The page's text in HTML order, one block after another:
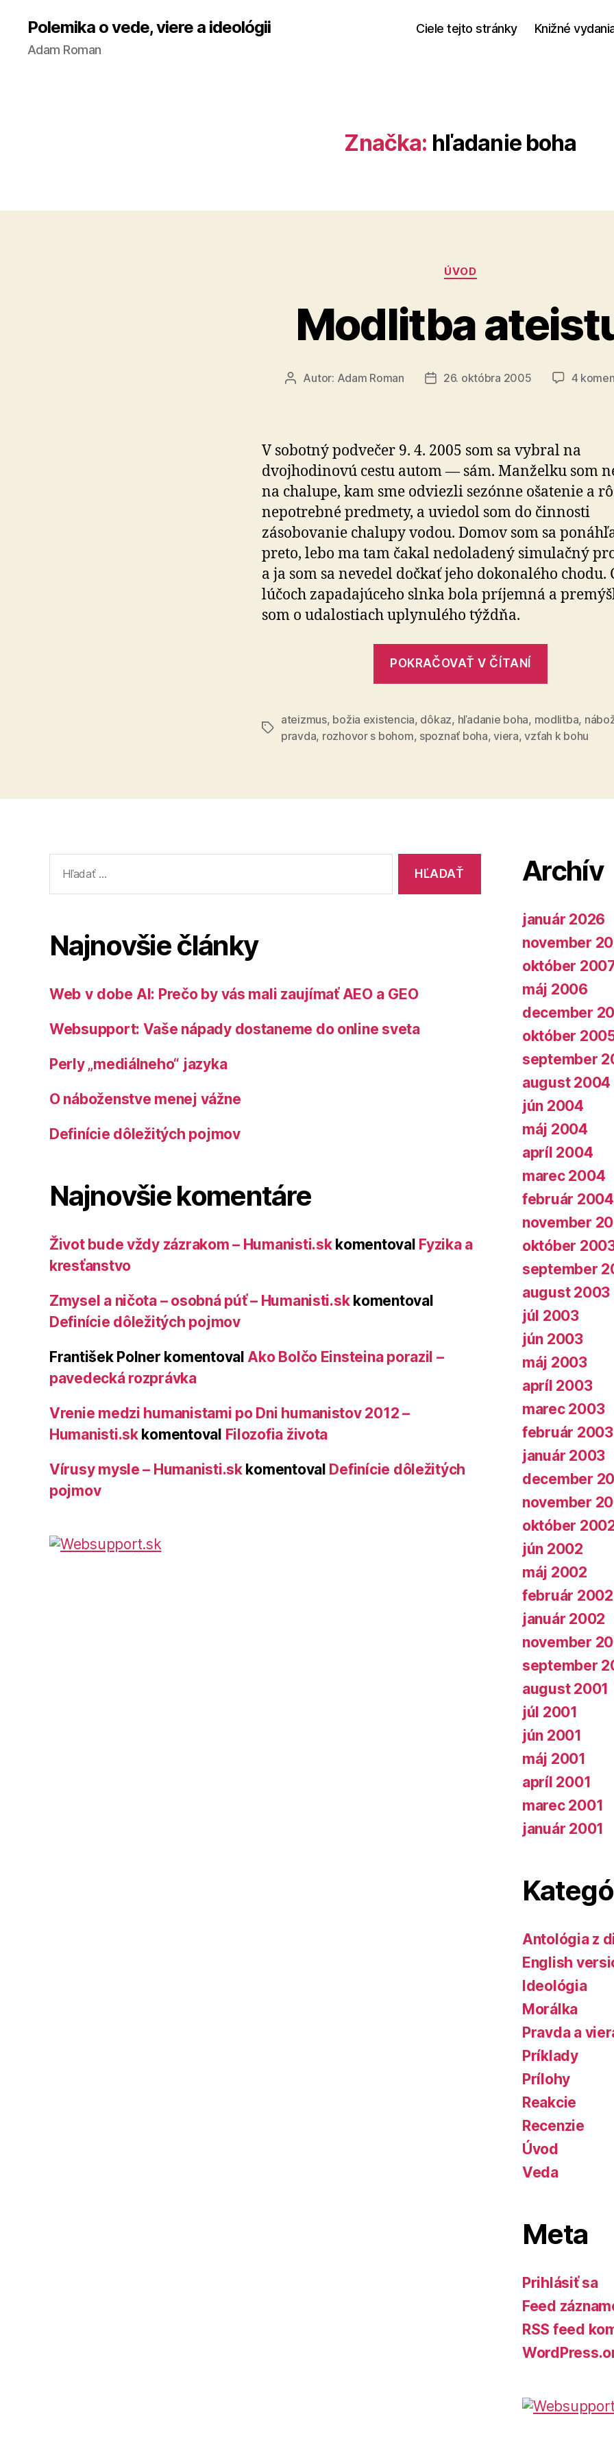
Polemika o vede, viere a ideológii
Adam Roman
Ciele tejto stránky Knižné
Značka: hľadanie boha
Kategórie
ÚVOD
Modlitba
AutorAutor: Adam Roman
Dátum
26. októbra 2005 4
V sobotný podvečer 9. 4. 2005 som sa vybral na
dvojhodinovú cestu autom — sám. Manželku som
na chalupe, kam sme odviezli sezónne ošatenie a
nepotrebné predmety, a uviedol som do činnosti
zásobovanie chalupy vodou. Domov som sa
preto, lebo ma tam čakal nedoladený simulačný
a ja som sa nevedel dočkať jeho dokonalého chodu.
lúčoch zapadajúceho slnka bola príjemná a
som o udalostiach uplynulého týždňa.
POKRAČOVAŤ V ČÍTANÍ
Značky
ateizmus, božia existencia, dôkaz, hľadanie boha, modlitba,
pravda, rozhovor s bohom, spoznať boha,viera,vzťah k bohu
Najnovšie články
Web v dobe AI: Prečo by vás mali zaujímať AEO a GEO
Websupport: Vaše nápady dostaneme do online sveta
Perly „mediálneho“ jazyka
O náboženstve menej vážne
Definície dôležitých pojmov
Najnovšie komentáre
Život bude vždy zázrakom – Humanisti.skkomentoval Fyzika a
kresťanstvo
Zmysel a ničota – osobná púť – Humanisti.skkomentoval
Definície dôležitých pojmov
František Polner komentoval Ako Bolčo Einsteina porazil –
pavedecká rozprávka
Vrenie medzi humanistami po Dni humanistov 2012 –
Humanisti.skkomentoval Filozofia života
Vírusy mysle – Humanisti.skkomentoval Definície dôležitých
pojmov
Archív
január 2026
november
október
máj 2006
december
október
september
august 2004
jún 2004
máj 2004
apríl 2004
marec 2004
február 2004
november
október
september
august 2003
júl 2003
jún 2003
máj 2003
apríl 2003
marec 2003
február 2003
január 2003
december
november
október
jún 2002
máj 2002
február 2002
január 2002
november
september
august 2001
júl 2001
jún 2001
máj 2001
apríl 2001
marec 2001
január 2001
Antológia z
English
Ideológia
Morálka
Pravda a
Príklady
Prílohy
Reakcie
Recenzie
Úvod
Veda
Meta
Prihlásiť sa
Feed
RSS feed